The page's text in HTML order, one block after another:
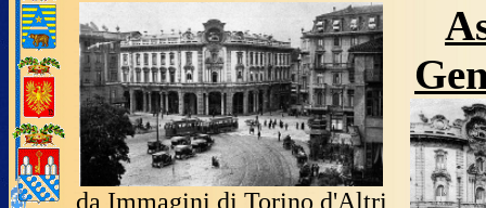
da Immagini di Torino d'Altri